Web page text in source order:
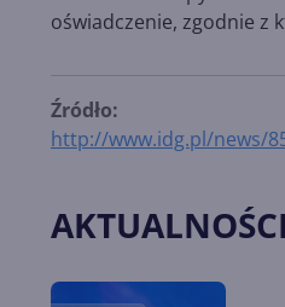
oświadczenie, zgodnie z
Źródło:
http://www.idg.pl/news/